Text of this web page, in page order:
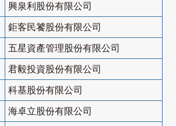
興泉利股份有限公司
鉅客民饕股份有限公司
五星資產管理股份有限公司
君毅投資股份有限公司
科基股份有限公司
海卓立股份有限公司